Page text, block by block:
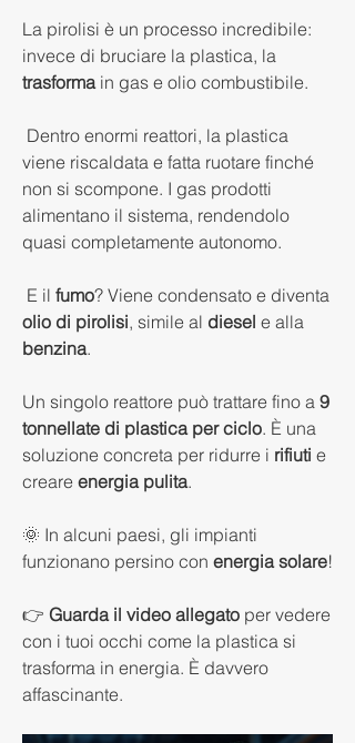
La pirolisi è un processo incredibile:
trasforma in gas e olio combustibile.
viene riscaldata e fatta ruotare finché
non si scompone. I gas prodotti
alimentano il sistema, rendendolo
quasi completamente autonomo.
E il fumo
olio di pirolisi, simile al diesel
benzina.
Un singolo reattore può trattare fino a 9
tonnellate di plastica per ciclo. È una
soluzione concreta per ridurre i rifiuti e
creare energia pulita.
🌞 In alcuni paesi, gli impianti
funzionano persino con energia solare!
👉 Guarda il video allegato per vedere
con i tuoi occhi come la plastica si
trasforma in energia. È davvero
affascinante.